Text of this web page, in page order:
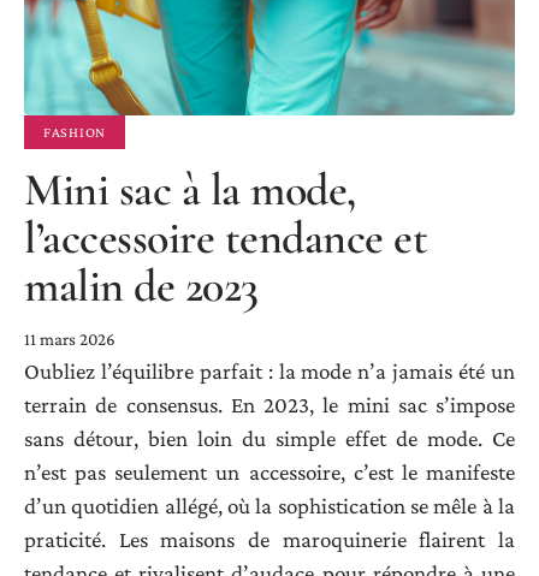
FASHION
Mini sac à la mode,
l’accessoire tendance et
malin de 2023
11 mars 2026
Oubliez l’équilibre parfait : la mode n’a jamais été un
terrain de consensus. En 2023, le mini sac s’impose
sans détour, bien loin du simple effet de mode. Ce
n’est pas seulement un accessoire, c’est le manifeste
d’un quotidien allégé, où la sophistication se mêle à la
praticité. Les maisons de maroquinerie flairent la